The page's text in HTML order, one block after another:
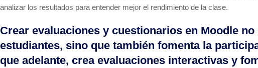
analizar los resultados para entender mejor el rendimiento de la clase.
Crear evaluaciones y cuestionarios en Moodle
estudiantes, sino que también fomenta la
que adelante, crea evaluaciones interactivas y